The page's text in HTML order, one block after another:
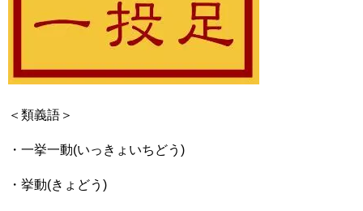
＜類義語＞
・一挙一動(いっきょいちどう)
・挙動(きょどう)